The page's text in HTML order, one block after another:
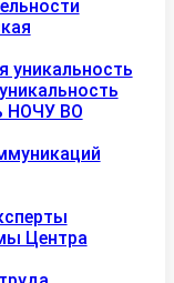
уникальность
НОЧУ ВО
Центра